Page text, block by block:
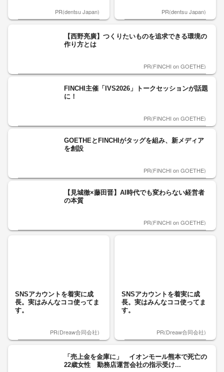
PR(dentsu Japan) PR(dentsu Japan)
【西野亮廣】つくりたいものを追求できる環境の
作り方とは
PR(FINCHI on GOETHE)
FINCHI主催「IVS2026」トークセッションが話題
に！
PR(FINCHI on GOETHE)
GOETHEとFINCHIがタッグを組み、新メディア
を創設
PR(FINCHI on GOETHE)
【見城徹×藤田晋】AI時代でも変わらない経営者
の本質
PR(FINCHI on GOETHE)
SNSアカウントを着実に成
長。実はみんなココ使ってま
す。
PR(Dreaw合同会社)
SNSアカウントを着実に成
長。実はみんなココ使ってま
す。
PR(Dreaw合同会社)
「売上金を金庫に」 イオンモール熊本で死亡の
22歳女性 勤務店運営会社の指示受け...